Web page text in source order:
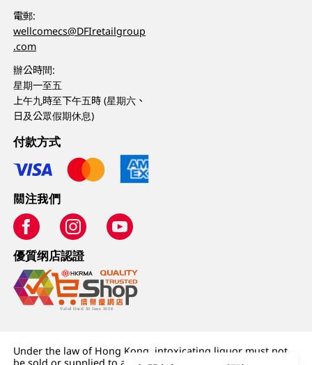
電郵:
wellcomecs@DFIretailgroup
.com
辦公時間:
星期一至五
上午九時至下午五時 (星期六、
日及公眾假期休息)
付款方式
關注我們
優質纲店認證
Under the law of Hong Kong, intoxicating liquor must not